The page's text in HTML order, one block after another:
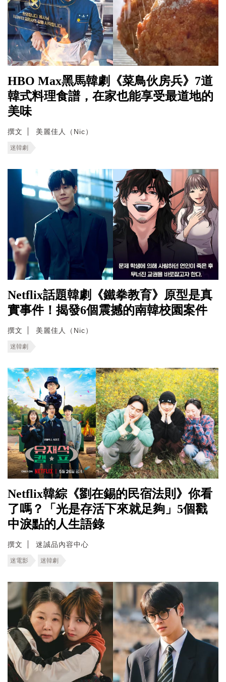
HBO Max黑馬韓劇《菜鳥伙房兵》7道
韓式料理食譜，在家也能享受最道地的
美味
撰文 美麗佳人（Nic）
迷韓劇
Netflix話題韓劇《鐵拳教育》原型是真
實事件！揭發6個震撼的南韓校園案件
撰文 美麗佳人（Nic）
迷韓劇
Netflix韓綜《劉在錫的民宿法則》你看
了嗎？「光是存活下來就足夠」5個戳
中淚點的人生語錄
撰文 迷誠品內容中心
迷電影 迷韓劇